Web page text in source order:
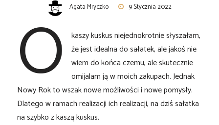
Agata Mryczko 9 Stycznia 2022
O
kaszy kuskus niejednokrotnie słyszałam,
że jest idealna do sałatek, ale jakoś nie
wiem do końca czemu, ale skutecznie
omijalam ją w moich zakupach. Jednak
Nowy Rok to wszak nowe możliwości i nowe pomysły.
Dlatego w ramach realizacji ich realizacji, na dziś sałatka
na szybko z kaszą kuskus.